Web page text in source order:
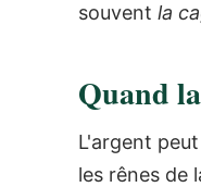
souvent la
Quand
L'argent
les rênes de